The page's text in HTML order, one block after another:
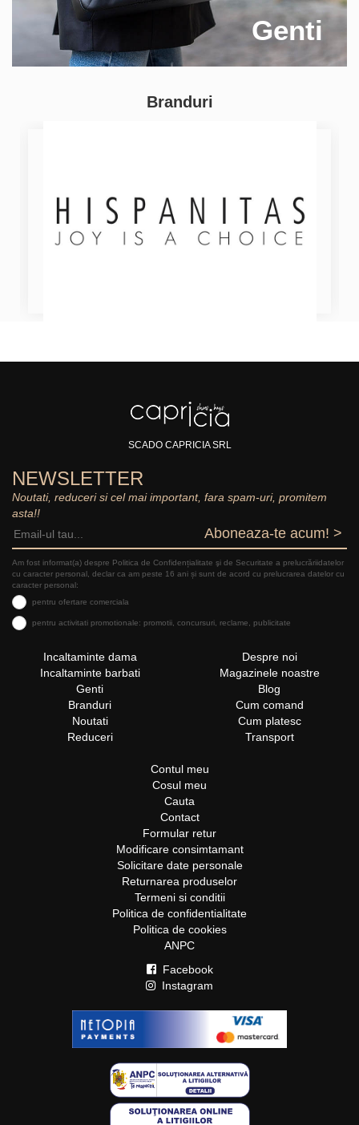
Genti
Branduri
SCADO CAPRICIA SRL
NEWSLETTER
Noutati, reduceri si cel mai important, fara spam-uri, promitem
asta!!
Aboneaza-te acum! >
Am fost informat(a) despre Politica de Confidențialitate şi de Securitate a prelucrăriidatelor
cu caracter personal, declar ca am peste 16 ani și sunt de acord cu prelucrarea datelor cu
caracter personal:
pentru ofertare comerciala
pentru activitati promotionale: promotii, concursuri, reclame, publicitate
Incaltaminte dama
Incaltaminte barbati
Genti
Branduri
Noutati
Reduceri
Despre noi
Magazinele noastre
Blog
Cum comand
Cum platesc
Transport
Contul meu
Cosul meu
Cauta
Contact
Formular retur
Modificare consimtamant
Solicitare date personale
Returnarea produselor
Termeni si conditii
Politica de confidentialitate
Politica de cookies
ANPC
Facebook
Instagram